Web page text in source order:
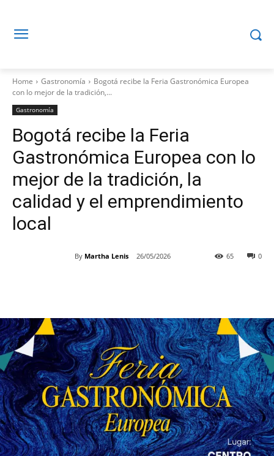
Home Gastronomía
Bogotá recibe la Feria Gastronómica Europea
con lo mejor de la tradición,...
Gastronomía
Bogotá recibe la Feria
Gastronómica Europea con lo
mejor de la tradición, la
calidad y el emprendimiento
local
By Martha Lenis 26/05/2026 0
65